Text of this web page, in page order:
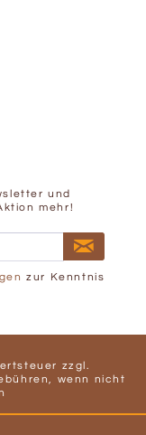
und
mehr!
zur Kenntnis
zzgl.
wenn nicht